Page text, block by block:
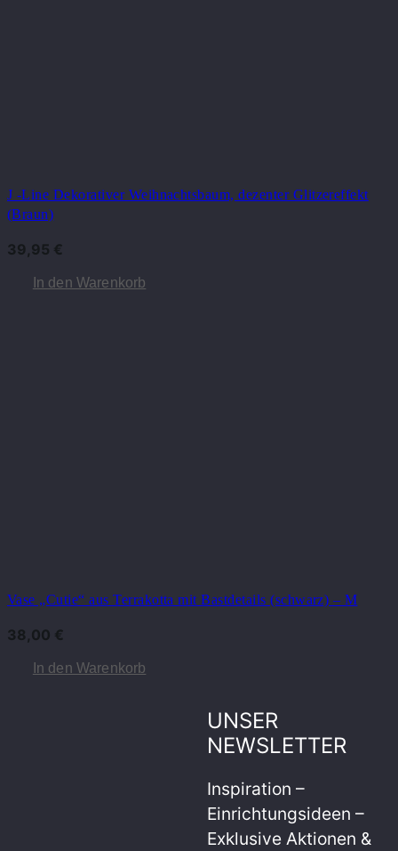
J -Line Dekorativer Weihnachtsbaum, dezenter Glitzereffekt
(Braun)
39,95 €
In den Warenkorb
Vase „Cutie“ aus Terrakotta mit Bastdetails (schwarz) – M
38,00 €
In den Warenkorb
UNSER
NEWSLETTER
Inspiration –
Einrichtungsideen –
Exklusive Aktionen &